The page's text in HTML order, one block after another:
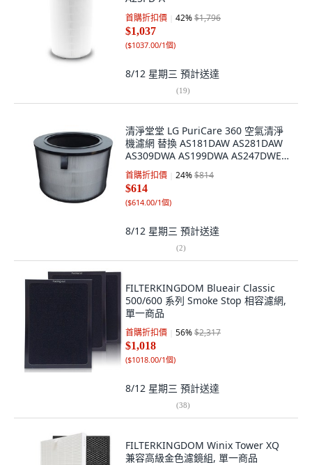
首購折扣價 42%$1,796
$1,037
($1037.00/1個)
8/12 星期三 預計送達
(19)
清淨堂堂 LG PuriCare 360 空氣清淨
機濾網 替換 AS181DAW AS281DAW
AS309DWA AS199DWA AS247DWE
AS280DWFC AS300DWFA HEPA除臭
濾網 + 抗菌濾網防護罩 6件組, 參考內
容, 1個
首購折扣價 24%$814
$614
($614.00/1個)
8/12 星期三 預計送達
(2)
FILTERKINGDOM Blueair Classic
500/600 系列 Smoke Stop 相容濾網,
單一商品
首購折扣價 56%$2,317
$1,018
($1018.00/1個)
8/12 星期三 預計送達
(38)
FILTERKINGDOM Winix Tower XQ
兼容高級金色濾鏡組, 單一商品